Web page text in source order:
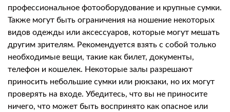
профессиональное фотооборудование и крупные сумки.
Также могут быть ограничения на ношение некоторых
видов одежды или аксессуаров, которые могут мешать
другим зрителям. Рекомендуется взять с собой только
необходимые вещи, такие как билет, документы,
телефон и кошелек. Некоторые залы разрешают
приносить небольшие сумки или рюкзаки, но их могут
проверять на входе. Убедитесь, что вы не приносите
ничего, что может быть воспринято как опасное или